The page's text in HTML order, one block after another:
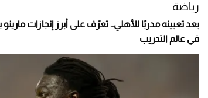
رياضة
بعد تعيينه مدربًا للأهلي.. تعرّف على أبرز إنجازات
في عالم التدريب